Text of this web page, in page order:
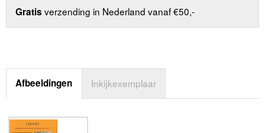
Gratis verzending in Nederland vanaf €50,-
Afbeeldingen Inkijkexemplaar